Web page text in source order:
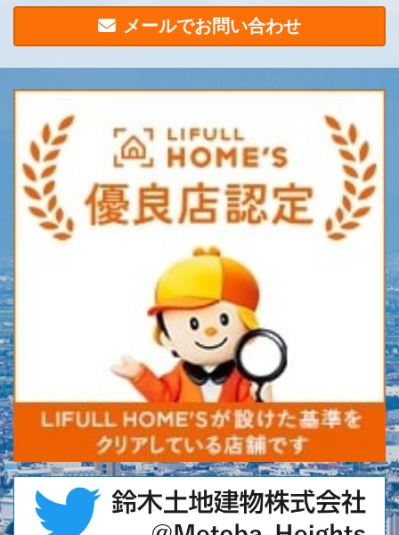
メールでお問い合わせ